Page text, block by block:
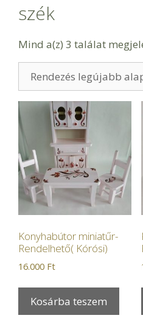
szék
Mind a(z) 3 találat
Konyhabútor miniatűr-
Rendelhető( Kórósi)
16.000 Ft
Kosárba teszem